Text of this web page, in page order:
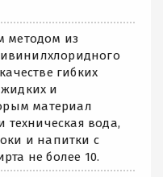
методом из
гибких
и
материал
техническая вода,
и напитки с
не более 10.